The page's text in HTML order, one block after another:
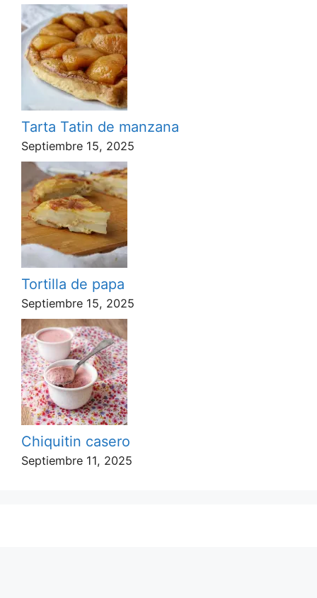
Tarta Tatin de manzana
Septiembre 15, 2025
Tortilla de papa
Septiembre 15, 2025
Chiquitin casero
Septiembre 11, 2025